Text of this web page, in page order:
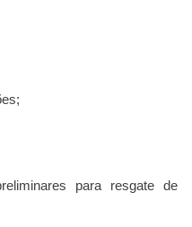
para resgate de